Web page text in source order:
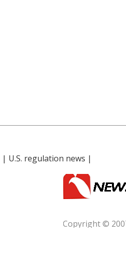
| U.S. regulation news |
Copyright ©